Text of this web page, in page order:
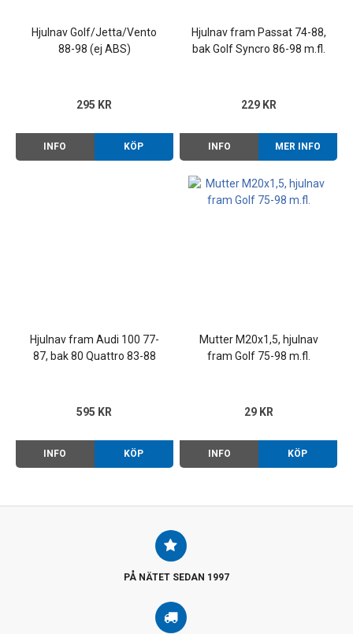
Hjulnav Golf/Jetta/Vento
88-98 (ej ABS)
295 KR
INFO KÖP
Hjulnav fram Passat 74-88,
bak Golf Syncro 86-98 m.fl.
229 KR
INFO MER INFO
Hjulnav fram Audi 100 77-
87, bak 80 Quattro 83-88
595 KR
INFO KÖP
Mutter M20x1,5, hjulnav
fram Golf 75-98 m.fl.
29 KR
INFO KÖP
PÅ NÄTET SEDAN 1997